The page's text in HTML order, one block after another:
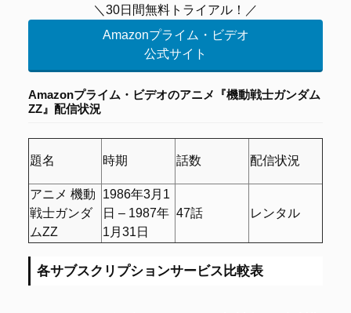
＼30日間無料トライアル！／
Amazonプライム・ビデオ
公式サイト
Amazonプライム・ビデオのアニメ『機動戦士ガンダム
ΖΖ』配信状況
題名 時期 話数 配信状況
アニメ 機動
戦士ガンダ
ムΖΖ
1986年3月1
日 – 1987年
1月31日
47話 レンタル
各サブスクリプションサービス比較表